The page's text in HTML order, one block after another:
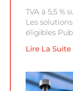
TVA à 5,5 %
Les
éligibles
Lire La Suite